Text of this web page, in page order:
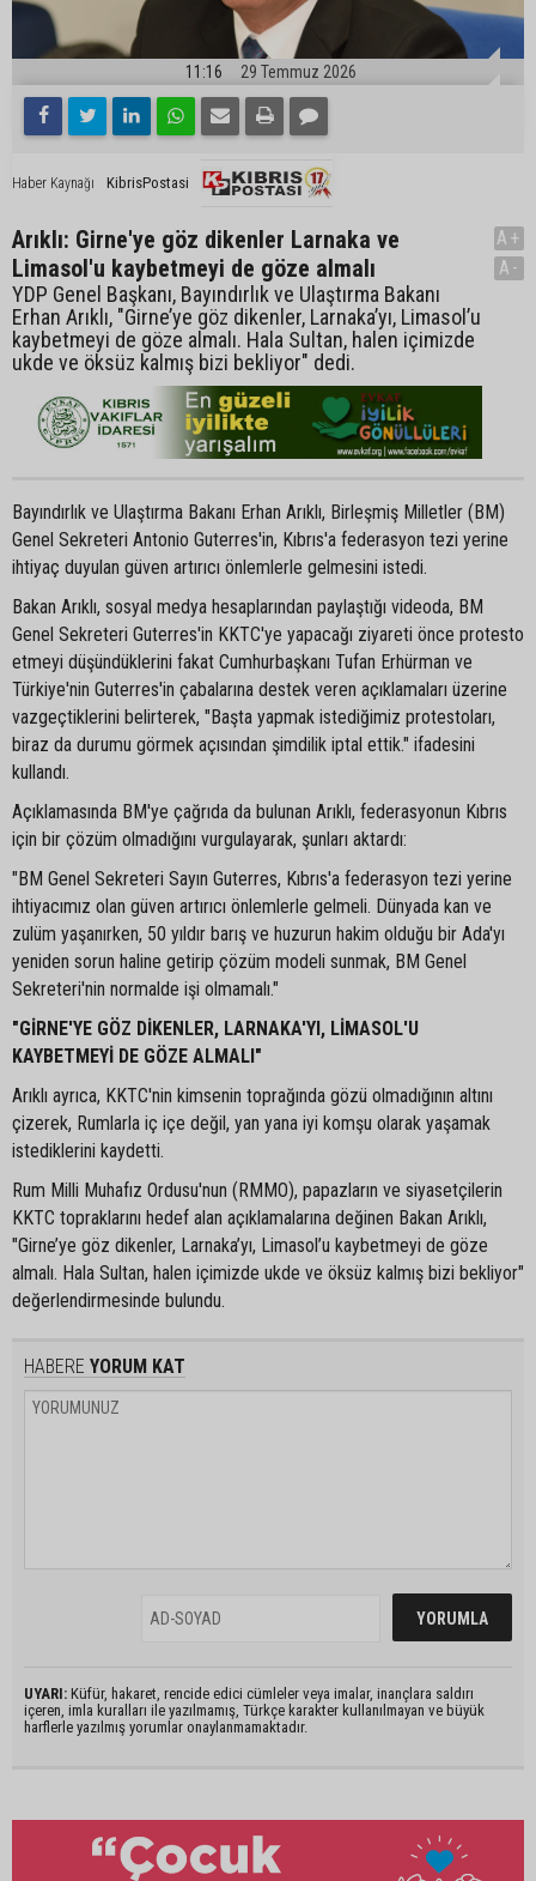
11:16 29 Temmuz 2026
Haber Kaynağı KibrisPostasi
Arıklı: Girne'ye göz dikenler Larnaka ve
Limasol'u kaybetmeyi de göze almalı
YDP Genel Başkanı, Bayındırlık ve Ulaştırma Bakanı
Erhan Arıklı, "Girne’ye göz dikenler, Larnaka’yı, Limasol’u
kaybetmeyi de göze almalı. Hala Sultan, halen içimizde
ukde ve öksüz kalmış bizi bekliyor" dedi.
A+
A-
Bayındırlık ve Ulaştırma Bakanı Erhan Arıklı, Birleşmiş Milletler (BM)
Genel Sekreteri Antonio Guterres'in, Kıbrıs'a federasyon tezi yerine
ihtiyaç duyulan güven artırıcı önlemlerle gelmesini istedi.
Bakan Arıklı, sosyal medya hesaplarından paylaştığı videoda, BM
Genel Sekreteri Guterres'in KKTC'ye yapacağı ziyareti önce protesto
etmeyi düşündüklerini fakat Cumhurbaşkanı Tufan Erhürman ve
Türkiye'nin Guterres'in çabalarına destek veren açıklamaları üzerine
vazgeçtiklerini belirterek, "Başta yapmak istediğimiz protestoları,
biraz da durumu görmek açısından şimdilik iptal ettik." ifadesini
kullandı.
Açıklamasında BM'ye çağrıda da bulunan Arıklı, federasyonun Kıbrıs
için bir çözüm olmadığını vurgulayarak, şunları aktardı:
"BM Genel Sekreteri Sayın Guterres, Kıbrıs'a federasyon tezi yerine
ihtiyacımız olan güven artırıcı önlemlerle gelmeli. Dünyada kan ve
zulüm yaşanırken, 50 yıldır barış ve huzurun hakim olduğu bir Ada'yı
yeniden sorun haline getirip çözüm modeli sunmak, BM Genel
Sekreteri'nin normalde işi olmamalı."
"GİRNE'YE GÖZ DİKENLER, LARNAKA'YI, LİMASOL'U
KAYBETMEYİ DE GÖZE ALMALI"
Arıklı ayrıca, KKTC'nin kimsenin toprağında gözü olmadığının altını
çizerek, Rumlarla iç içe değil, yan yana iyi komşu olarak yaşamak
istediklerini kaydetti.
Rum Milli Muhafız Ordusu'nun (RMMO), papazların ve siyasetçilerin
KKTC topraklarını hedef alan açıklamalarına değinen Bakan Arıklı,
"Girne’ye göz dikenler, Larnaka’yı, Limasol’u kaybetmeyi de göze
almalı. Hala Sultan, halen içimizde ukde ve öksüz kalmış bizi bekliyor"
değerlendirmesinde bulundu.
HABERE YORUM KAT
UYARI: Küfür, hakaret, rencide edici cümleler veya imalar, inançlara saldırı
içeren, imla kuralları ile yazılmamış, Türkçe karakter kullanılmayan ve büyük
harflerle yazılmış yorumlar onaylanmamaktadır.